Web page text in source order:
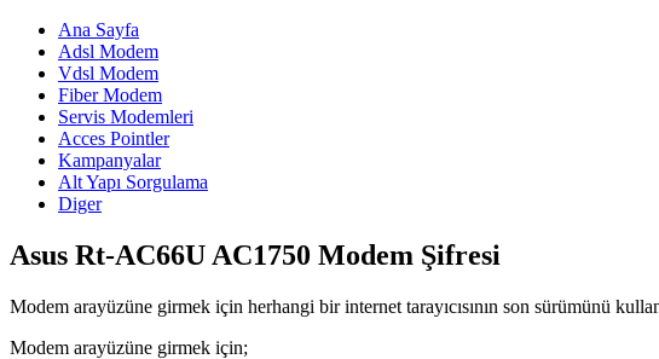
Ana Sayfa
Adsl Modem
Vdsl Modem
Fiber Modem
Servis Modemleri
Acces Pointler
Kampanyalar
Alt Yapı Sorgulama
Diger
Asus Rt-AC66U AC1750 Modem Şifresi
Modem arayüzüne girmek için herhangi bir internet tarayıcısının son sürümünü
Modem arayüzüne girmek için;